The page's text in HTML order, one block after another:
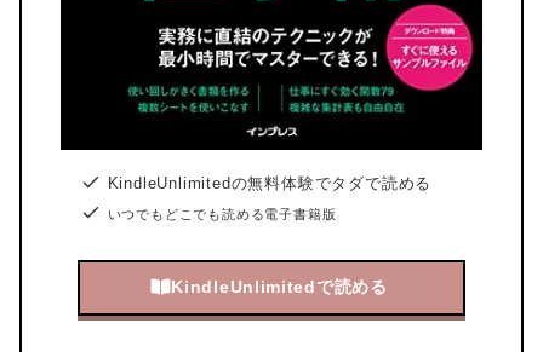
KindleUnlimitedの無料体験でタダで読める
いつでもどこでも読める電子書籍版
KindleUnlimitedで読める